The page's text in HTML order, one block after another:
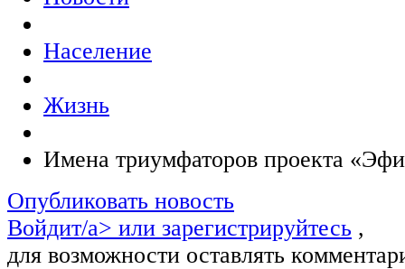
Население
Жизнь
Имена триумфаторов проекта
Опубликовать новость
Войдит/a> или зарегистрируйтесь ,
для возможности оставлять